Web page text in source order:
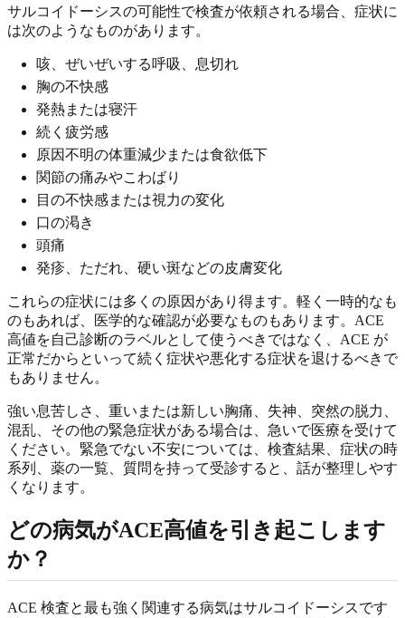
サルコイドーシスの可能性で検査が依頼される場合、症状に
は次のようなものがあります。
咳、ぜいぜいする呼吸、息切れ
胸の不快感
発熱または寝汗
続く疲労感
原因不明の体重減少または食欲低下
関節の痛みやこわばり
目の不快感または視力の変化
口の渇き
頭痛
発疹、ただれ、硬い斑などの皮膚変化
これらの症状には多くの原因があり得ます。軽く一時的なも
のもあれば、医学的な確認が必要なものもあります。ACE
高値を自己診断のラベルとして使うべきではなく、ACE が
正常だからといって続く症状や悪化する症状を退けるべきで
もありません。
強い息苦しさ、重いまたは新しい胸痛、失神、突然の脱力、
混乱、その他の緊急症状がある場合は、急いで医療を受けて
ください。緊急でない不安については、検査結果、症状の時
系列、薬の一覧、質問を持って受診すると、話が整理しやす
くなります。
どの病気がACE高値を引き起こします
か？
ACE 検査と最も強く関連する病気はサルコイドーシスです